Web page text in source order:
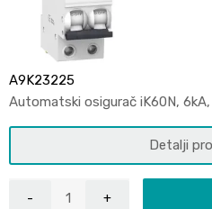
A9K23225
Automatski osigurač iK60N,
Detalji